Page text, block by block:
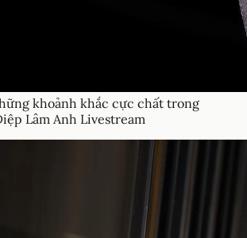
khoảnh khắc cực chất trong
Lâm Anh Livestream